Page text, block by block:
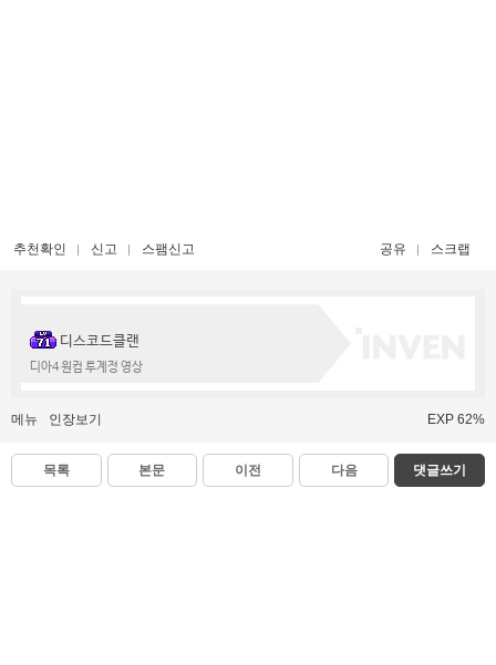
추천확인 신고 스팸신고 공유 스크랩
디스코드클랜
디아4 원컴 투계정 영상
메뉴 인장보기 EXP 62%
목록 본문 이전 다음 댓글쓰기